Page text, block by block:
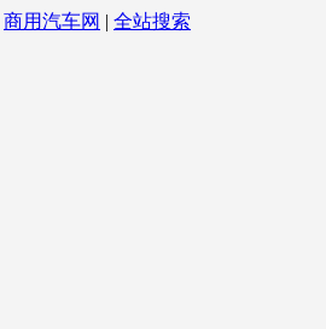
商用汽车网 | 全站搜索